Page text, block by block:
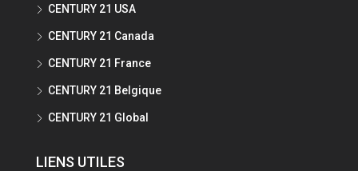
CENTURY 21 USA
CENTURY 21 Canada
CENTURY 21 France
CENTURY 21 Belgique
CENTURY 21 Global
LIENS UTILES